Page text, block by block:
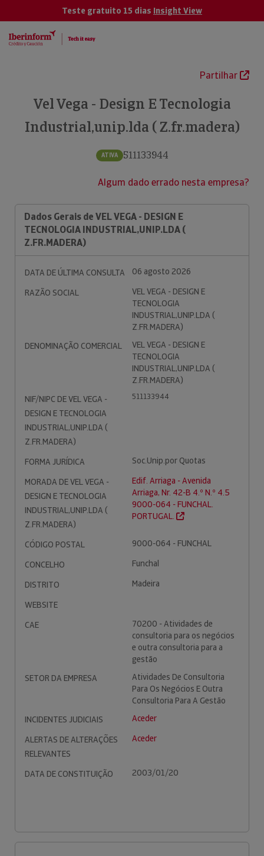
Teste gratuito 15 dias Insight View
Partilhar
Vel Vega - Design E Tecnologia
Industrial,unip.lda ( Z.fr.madera)
ATIVA 511133944
Algum dado errado nesta empresa?
Dados Gerais de VEL VEGA - DESIGN E
TECNOLOGIA INDUSTRIAL,UNIP.LDA (
Z.FR.MADERA)
DATA DE ÚLTIMA CONSULTA
06 agosto 2026
RAZÃO SOCIAL
VEL VEGA - DESIGN E
TECNOLOGIA
INDUSTRIAL,UNIP.LDA (
Z.FR.MADERA)
DENOMINAÇÃO COMERCIAL
VEL VEGA - DESIGN E
TECNOLOGIA
INDUSTRIAL,UNIP.LDA (
Z.FR.MADERA)
NIF/NIPC DE VEL VEGA -
DESIGN E TECNOLOGIA
INDUSTRIAL,UNIP.LDA (
Z.FR.MADERA)
511133944
FORMA JURÍDICA
Soc.Unip.por Quotas
MORADA DE VEL VEGA -
DESIGN E TECNOLOGIA
INDUSTRIAL,UNIP.LDA (
Z.FR.MADERA)
Edif. Arriaga - Avenida
Arriaga, Nr. 42-B 4.º N.º 4.5
9000-064 - FUNCHAL.
PORTUGAL.
CÓDIGO POSTAL
9000-064 - FUNCHAL
CONCELHO
Funchal
DISTRITO
Madeira
WEBSITE
CAE
70200 - Atividades de
consultoria para os negócios
e outra consultoria para a
gestão
SETOR DA EMPRESA
Atividades De Consultoria
Para Os Negócios E Outra
Consultoria Para A Gestão
INCIDENTES JUDICIAIS
Aceder
ALERTAS DE ALTERAÇÕES
RELEVANTES
Aceder
DATA DE CONSTITUIÇÃO 2003/01/20